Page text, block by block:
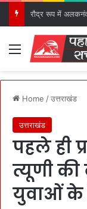
रौद्र रूप में
Menu
Home /उत्तराखंड
उत्तराखंड
पहले ही
त्यूणी की
युवाओं के